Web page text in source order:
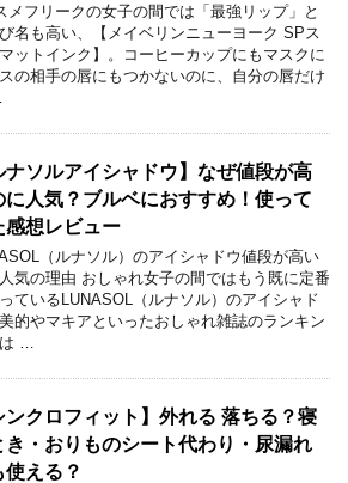
メフリークの女子の間では「最強リップ」と
名も高い、【メイベリンニューヨーク SPス
ットインク】。コーヒーカップにもマスクに
の相手の唇にもつかないのに、自分の唇だけ
ナソルアイシャドウ】なぜ値段が高
に人気？ブルベにおすすめ！使って
感想レビュー
（ルナソル）のアイシャドウ値段が高い
気の理由 おしゃれ女子の間ではもう既に定番
ているLUNASOL（ルナソル）のアイシャド
的やマキアといったおしゃれ雑誌のランキン
…
ンクロフィット】外れる 落ちる？寝
き・おりものシート代わり・尿漏れ
使える？